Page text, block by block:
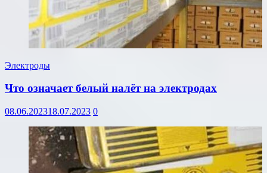
Электроды
Что означает белый налёт на электродах
08.06.202318.07.2023 0